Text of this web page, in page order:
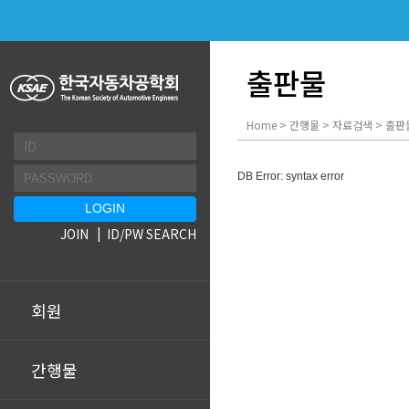
회원
간행물
JOIN ID/PW SEARCH
출판물
Home > 간행물 > 자료검색 > 출판
DB Error: syntax error